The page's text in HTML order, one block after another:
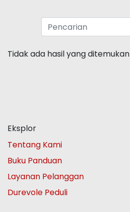
Tidak ada hasil yang ditemukan
Eksplor
Tentang Kami
Buku Panduan
Layanan Pelanggan
Durevole Peduli